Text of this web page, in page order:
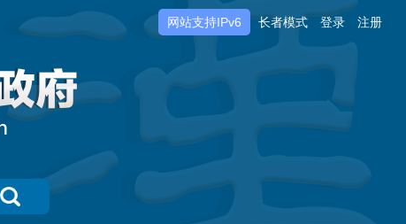
网站支持IPv6 长者模式 登录 注册